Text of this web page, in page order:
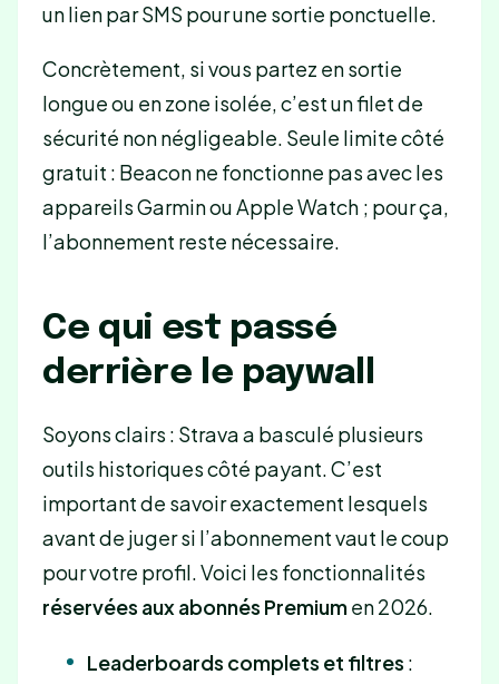
un lien par SMS pour une sortie ponctuelle.
Concrètement, si vous partez en sortie
longue ou en zone isolée, c’est un filet de
sécurité non négligeable. Seule limite côté
gratuit : Beacon ne fonctionne pas avec les
appareils Garmin ou Apple Watch ; pour ça,
l’abonnement reste nécessaire.
Ce qui est passé
derrière le paywall
Soyons clairs : Strava a basculé plusieurs
outils historiques côté payant. C’est
important de savoir exactement lesquels
avant de juger si l’abonnement vaut le coup
pour votre profil. Voici les fonctionnalités
réservées aux abonnés Premiumen 2026.
Leaderboards complets et filtres :